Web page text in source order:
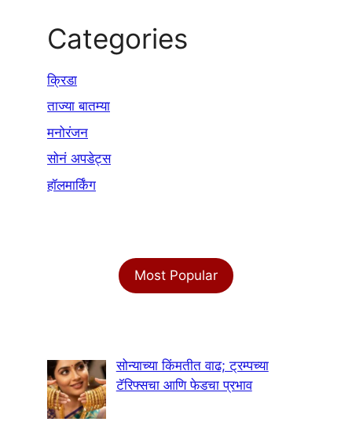
Categories
क्रिडा
ताज्या बातम्या
मनोरंजन
सोनं अपडेट्स
हॉलमार्किंग
Most Popular
सोन्याच्या किंमतीत वाढ; ट्रम्पच्या
टॅरिफ्सचा आणि फेडचा प्रभाव